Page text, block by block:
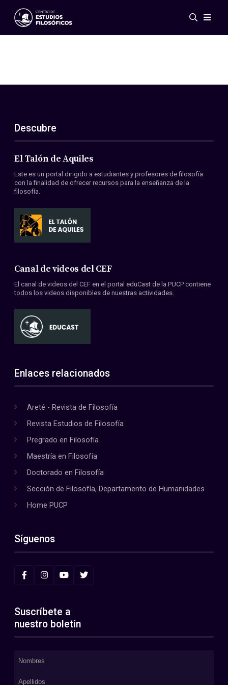
Eventos
ES
EN
Acerca de nosotros
Miembros
Convenios
Descubre
El Talón de Aquiles
Este es un portal dirigido a estudiantes y profesores de filosofía
con la finalidad de ofrecer recursos para la enseñanza de la
filosofía.
Canal de videos del CEF
El canal de videos del CEF en el portal eduCast de la PUCP contiene
todos los videos disponibles de nuestras actividades.
Enlaces relacionados
Areté - Revista de Filosofía
Revista Estudios de Filosofía
Pregrado en Filosofía
Maestría en Filosofía
Doctorado en Filosofía
Sección de Filosofía, Departamento de Humanidades
Home PUCP
Síguenos
Suscríbete a
nuestro boletín